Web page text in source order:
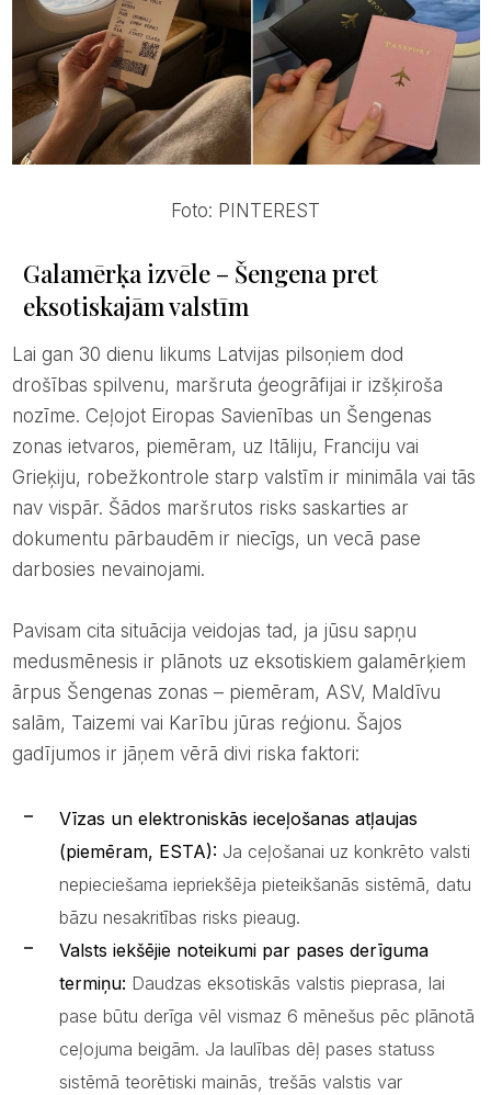
Foto: PINTEREST
Galamērķa izvēle – Šengena pret
eksotiskajām valstīm
Lai gan 30 dienu likums Latvijas pilsoņiem dod
drošības spilvenu, maršruta ģeogrāfijai ir izšķiroša
nozīme. Ceļojot Eiropas Savienības un Šengenas
zonas ietvaros, piemēram, uz Itāliju, Franciju vai
Grieķiju, robežkontrole starp valstīm ir minimāla vai tās
nav vispār. Šādos maršrutos risks saskarties ar
dokumentu pārbaudēm ir niecīgs, un vecā pase
darbosies nevainojami.
Pavisam cita situācija veidojas tad, ja jūsu sapņu
medusmēnesis ir plānots uz eksotiskiem galamērķiem
ārpus Šengenas zonas – piemēram, ASV, Maldīvu
salām, Taizemi vai Karību jūras reģionu. Šajos
gadījumos ir jāņem vērā divi riska faktori:
Vīzas un elektroniskās ieceļošanas atļaujas
(piemēram, ESTA): Ja ceļošanai uz konkrēto valsti
nepieciešama iepriekšēja pieteikšanās sistēmā, datu
bāzu nesakritības risks pieaug.
Valsts iekšējie noteikumi par pases derīguma
termiņu: Daudzas eksotiskās valstis pieprasa, lai
pase būtu derīga vēl vismaz 6 mēnešus pēc plānotā
ceļojuma beigām. Ja laulības dēļ pases statuss
sistēmā teorētiski mainās, trešās valstis var